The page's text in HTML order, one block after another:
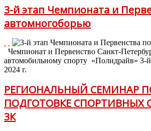
3-й этап Чемпионата и
автомногоборью
Чемпионат и Первенство Санкт-
автомобильному спорту «Полидрайв» 3-й
2024 г.
РЕГИОНАЛЬНЫЙ СЕМИНАР
ПОДГОТОВКЕ СПОРТИВНЫХ
3К